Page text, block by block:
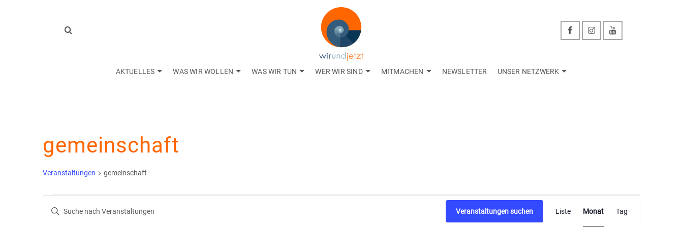
AKTUELLES WAS WIR WOLLEN WAS WIR TUN WER WIR SIND MITMACHEN NEWSLETTER UNSER NETZWERK
gemeinschaft
Veranstaltungen gemeinschaft
Veranstaltungen
Veranstaltungen
Bitte
Veranstaltungen suchen Liste Monat Tag